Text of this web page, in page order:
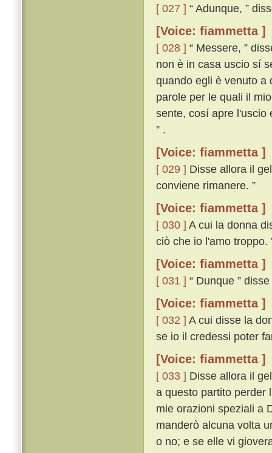
[ 027 ] “ Adunque, ”
[Voice: fiammetta ]
[ 028 ] “ Messere, ”
non è in casa uscio sí
quando egli è venuto a
parole per le quali il
sente, cosí apre l'uscio
” .
[Voice: fiammetta ]
[ 029 ] Disse allora il
conviene rimanere. ”
[Voice: fiammetta ]
[ 030 ] A cui la donna
ciò che io l'amo troppo.
[Voice: fiammetta ]
[ 031 ] “ Dunque ”
[Voice: fiammetta ]
[ 032 ] A cui disse la
se io il credessi poter
[Voice: fiammetta ]
[ 033 ] Disse allora il
a questo partito perder
mie orazioni speziali a
manderò alcuna volta
o no; e se elle vi